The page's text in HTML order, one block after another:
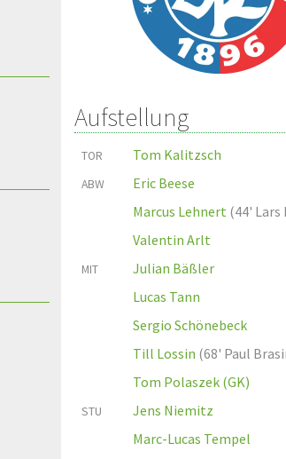
Aufstellung
TOR Tom Kalitzsch
ABW
Eric Beese
Marcus Lehnert (44'
Valentin Arlt
MIT
Julian Bäßler
Lucas Tann
Sergio Schönebeck
Till Lossin (68' Paul
Tom Polaszek (GK)
STU
Jens Niemitz
Marc-Lucas Tempel